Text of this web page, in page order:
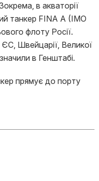
в акваторії
танкер FINA A (IMO
флоту Росії.
Швейцарії, Великої
в Генштабі.
прямує до порту